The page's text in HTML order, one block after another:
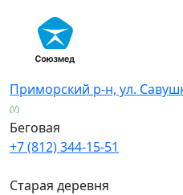
content
Приморский р-н, ул.
Беговая
+7 (812) 344-15-51
Старая деревня